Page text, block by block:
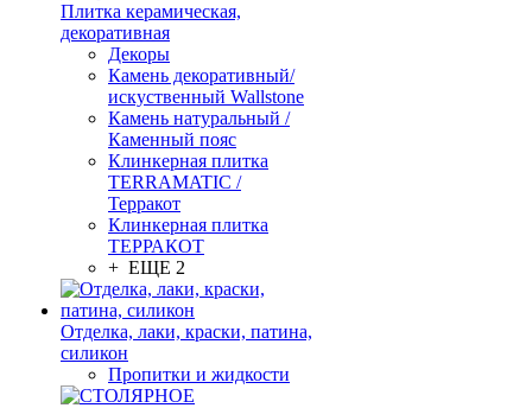
Плитка керамическая,
декоративная
Декоры
Камень декоративный/
искуственный Wallstone
Камень натуральный /
Каменный пояс
Клинкерная плитка
TERRAMATIC /
Терракот
Клинкерная плитка
ТЕРРАКОТ
+ ЕЩЕ 2
Отделка, лаки, краски, патина,
силикон
Пропитки и жидкости